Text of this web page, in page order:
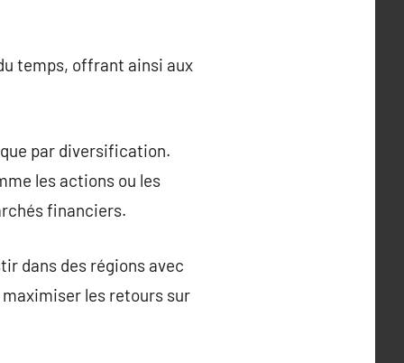
temps, offrant ainsi aux
par diversification.
les actions ou les
financiers.
dans des régions avec
les retours sur